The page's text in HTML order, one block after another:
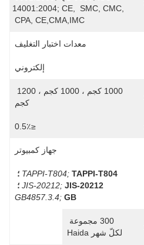
14001:2004; CE,  SMC, CMC,
CPA, CE,CMA,IMC
معدات اختبار التغليف
إلكتروني
كجم
≤0.5٪
جهاز كمبيوتر
TAPPI-T804; TAPPI-T804 ؛
JIS-20212; JIS-20212 ؛
GB4857.3.4; GB
لكلّ شهر Haida